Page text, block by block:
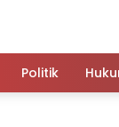
Politik